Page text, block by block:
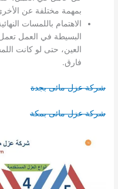
بمهمة مختلفة عن
الاهتمام باللمسات
البسيطة في العمل
العين، حتى لو كانت
فارق.
شركة عزل مائى بجدة
شركة عزل مائى بمكة